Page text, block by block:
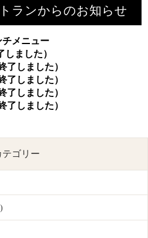
ランからのお知らせ
メニュー
ました）
了しました）
了しました）
了しました）
了しました）
テゴリー